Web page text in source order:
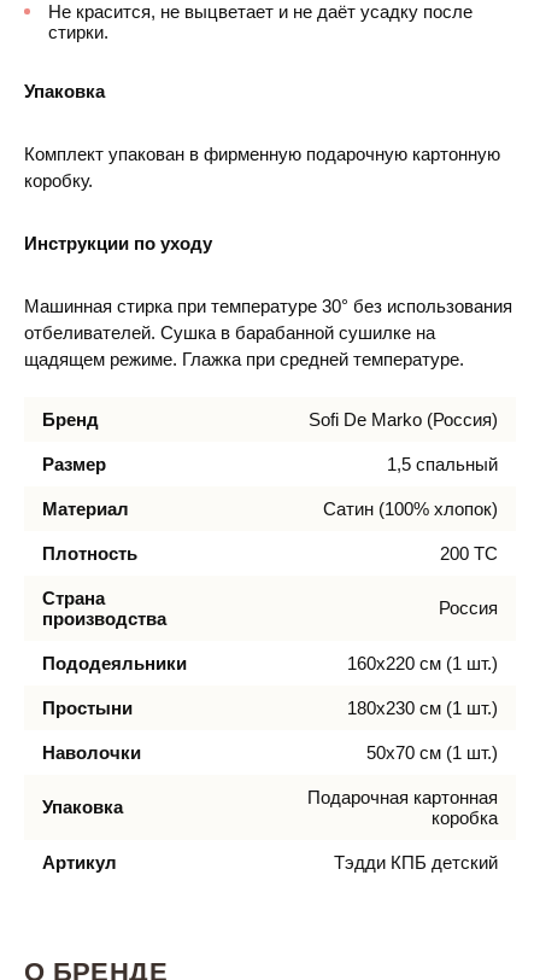
Не красится, не выцветает и не даёт усадку после
стирки.
Упаковка
Комплект упакован в фирменную подарочную картонную
коробку.
Инструкции по уходу
Машинная стирка при температуре 30° без использования
отбеливателей. Сушка в барабанной сушилке на
щадящем режиме. Глажка при средней температуре.
Бренд Sofi De Marko (Россия)
Размер 1,5 спальный
Материал Сатин (100% хлопок)
Плотность 200 ТС
Страна
производства
Россия
Пододеяльники 160х220 см (1 шт.)
Простыни 180х230 см (1 шт.)
Наволочки 50х70 см (1 шт.)
Упаковка
Подарочная картонная
коробка
Артикул Тэдди КПБ детский
О БРЕНДЕ